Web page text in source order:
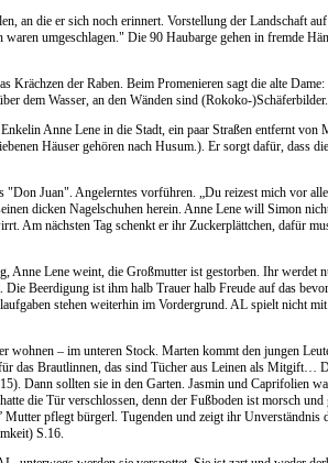
an die er sich noch erinnert. Vorstellung der Landschaft
umgeschlagen." Die 90 Haubarge gehen in fremde
Krächzen der Raben. Beim Promenieren sagt die alte
dem Wasser, an den Wänden sind (Rokoko-)Schäferbilder.
Anne Lene in die Stadt, ein paar Straßen entfernt von
Häuser gehören nach Husum.). Er sorgt dafür, dass
Juan". Angelerntes vorführen. „Du reizest mich vor
dicken Nagelschuhen herein. Anne Lene will Simon
Am nächsten Tag schenkt er ihr Zuckerplättchen, dafür
Anne Lene weint, die Großmutter ist gestorben. Ihr werdet
Beerdigung ist ihm halb Trauer halb Freude auf das
stehen weiterhin im Vordergrund. AL spielt nicht
– im unteren Stock. Marten kommt den jungen
das Brautlinnen, das sind Tücher aus Leinen als Mitgift…
Dann sollten sie in den Garten. Jasmin und Caprifolien
die Tür verschlossen, denn der Fußboden ist morsch
pflegt bürgerl. Tugenden und zeigt ihr Unverständnis
S.16.